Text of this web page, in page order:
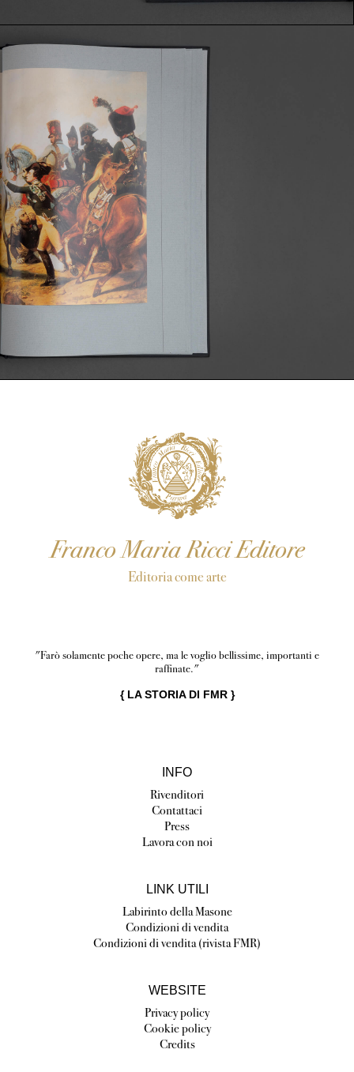
Franco Maria Ricci Editore
Editoria come arte
"Farò solamente poche opere, ma le voglio bellissime, importanti e
raffinate."
{ LA STORIA DI FMR}
INFO
Rivenditori
Contattaci
Press
Lavora con noi
LINK UTILI
Labirinto della Masone
Condizioni di vendita
Condizioni di vendita (rivista FMR)
WEBSITE
Privacy policy
Cookie policy
Credits